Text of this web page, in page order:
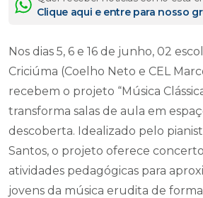
Clique aqui e entre para nosso
Nos dias 5, 6 e 16 de junho, 02
Criciúma (Coelho Neto e CEL
recebem o projeto “Música
transforma salas de aula em
descoberta. Idealizado pelo
Santos, o projeto oferece
atividades pedagógicas para
jovens da música erudita de